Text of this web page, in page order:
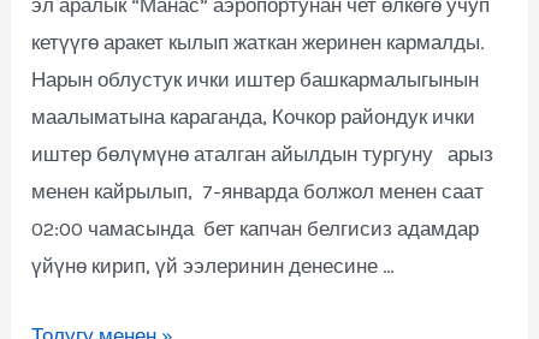
эл аралык “Манас” аэропортунан чет өлкөгө учуп
кетүүгө аракет кылып жаткан жеринен кармалды.
Нарын облустук ички иштер башкармалыгынын
маалыматына караганда, Кочкор райондук ички
иштер бөлүмүнө аталган айылдын тургуну арыз
менен кайрылып, 7-январда болжол менен саат
02:00 чамасында бет капчан белгисиз адамдар
үйүнө кирип, үй ээлеринин денесине …